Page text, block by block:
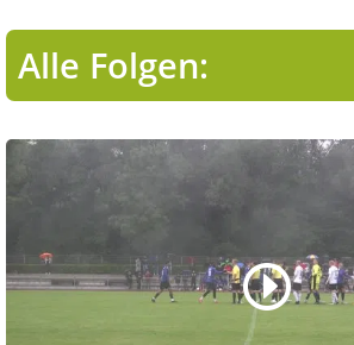
Alle Folgen: